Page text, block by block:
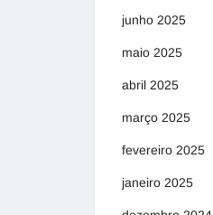
junho 2025
maio 2025
abril 2025
março 2025
fevereiro 2025
janeiro 2025